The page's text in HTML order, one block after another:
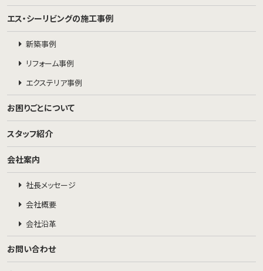
エス・シーリビングの施工事例
新築事例
リフォーム事例
エクステリア事例
お困りごとについて
スタッフ紹介
会社案内
社長メッセージ
会社概要
会社沿革
お問い合わせ